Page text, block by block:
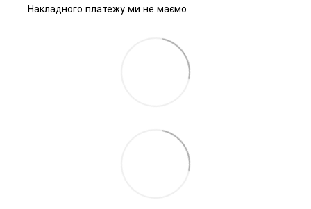
Накладного платежу ми не маємо